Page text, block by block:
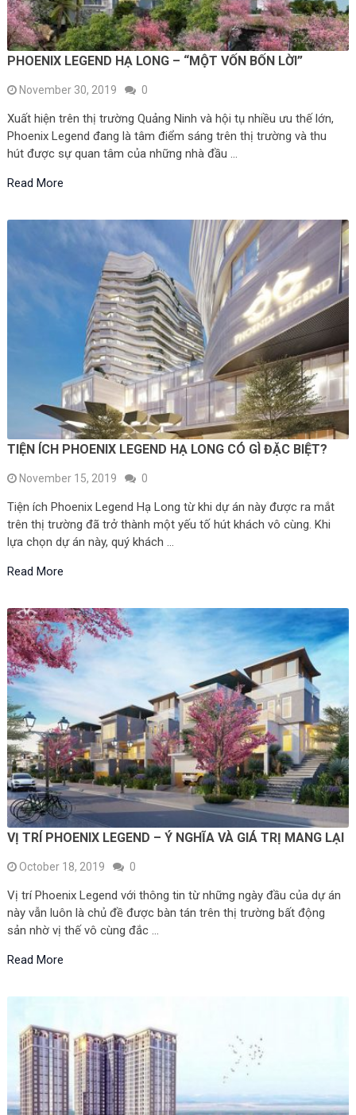
PHOENIX LEGEND HẠ LONG – “MỘT VỐN BỐN LỜI”
November 30, 2019 0
Xuất hiện trên thị trường Quảng Ninh và hội tụ nhiều ưu thế lớn,
Phoenix Legend đang là tâm điểm sáng trên thị trường và thu
hút được sự quan tâm của những nhà đầu …
Read More
TIỆN ÍCH PHOENIX LEGEND HẠ LONG CÓ GÌ ĐẶC BIỆT?
November 15, 2019 0
Tiện ích Phoenix Legend Hạ Long từ khi dự án này được ra mắt
trên thị trường đã trở thành một yếu tố hút khách vô cùng. Khi
lựa chọn dự án này, quý khách …
Read More
VỊ TRÍ PHOENIX LEGEND – Ý NGHĨA VÀ GIÁ TRỊ MANG LẠI
October 18, 2019 0
Vị trí Phoenix Legend với thông tin từ những ngày đầu của dự án
này vẫn luôn là chủ đề được bàn tán trên thị trường bất động
sản nhờ vị thế vô cùng đắc …
Read More